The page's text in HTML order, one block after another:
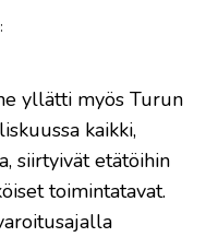
:
yllätti myös Turun
kaikki,
siirtyivät etätöihin
toimintatavat.